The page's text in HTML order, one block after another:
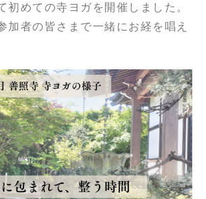
初めての寺ヨガを開催しました。
加者の皆さまで一緒にお経を唱え